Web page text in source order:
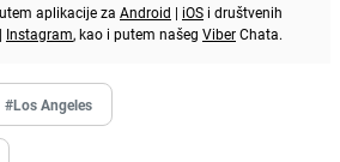
aplikacije za Android | iOS i društvenih
| Instagram, kao i putem našeg ViberChata.
#Los Angeles